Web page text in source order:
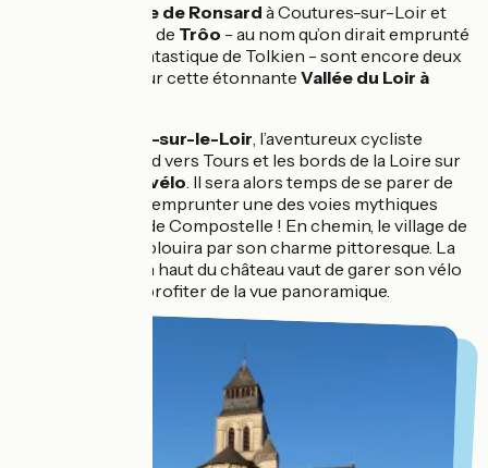
maison natale de Ronsard à Coutures-sur-Loir et
l’étonnant village de Trôo - au nom qu’on dirait emprunté
à une histoire fantastique de Tolkien - sont encore deux
immanquables sur cette étonnante Vallée du Loir à
Montoire-sur-le-Loir, l’aventureux cycliste
s’engage plein sud vers Tours et les bords de la Loire sur
la St-Jacques à vélo. Il sera alors temps de se parer de
sa pèlerine pour emprunter une des voies mythiques
vers St-Jacques de Compostelle ! En chemin, le village de
vous éblouira par son charme pittoresque. La
montée à pied en haut du château vaut de garer son vélo
un instant pour profiter de la vue panoramique.